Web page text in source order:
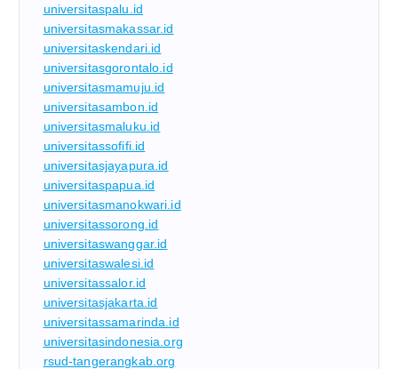
universitaspalu.id
universitasmakassar.id
universitaskendari.id
universitasgorontalo.id
universitasmamuju.id
universitasambon.id
universitasmaluku.id
universitassofifi.id
universitasjayapura.id
universitaspapua.id
universitasmanokwari.id
universitassorong.id
universitaswanggar.id
universitaswalesi.id
universitassalor.id
universitasjakarta.id
universitassamarinda.id
universitasindonesia.org
rsud-tangerangkab.org